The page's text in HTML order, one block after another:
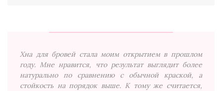
Хна для бровей стала моим открытием в прошлом
году. Мне нравится, что результат выглядит более
натурально по сравнению с обычной краской, а
стойкость на порядок выше. К тому же считается,